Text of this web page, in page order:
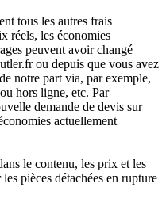
tous les autres frais
réels, les économies
peuvent avoir changé
ou depuis que vous avez
notre part via, par exemple,
hors ligne, etc. Par
demande de devis sur
actuellement
le contenu, les prix et les
pièces détachées en rupture